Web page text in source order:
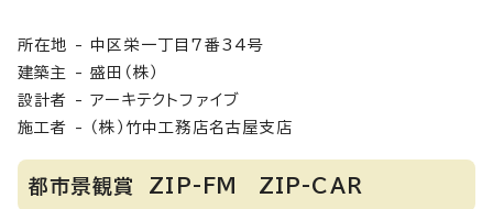
所在地 - 中区栄一丁目7番34号
建築主 - 盛田（株）
設計者 - アーキテクトファイブ
施工者 - （株）竹中工務店名古屋支店
都市景観賞 ZIP-FM ZIP-CAR